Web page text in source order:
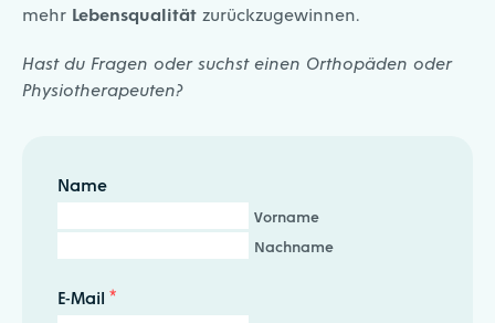
mehr Lebensqualität zurückzugewinnen.
Hast du Fragen oder suchst einen Orthopäden oder
Physiotherapeuten?
Name
Vorname
Nachname
E-Mail *